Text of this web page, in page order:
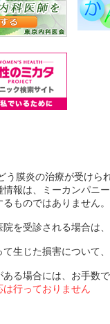
う膜炎の治療が受けら
情報は、ミーカンパニ
ものではありません。
を受診される場合は
て生じた損害について
る場合には、お手数で
行っておりません